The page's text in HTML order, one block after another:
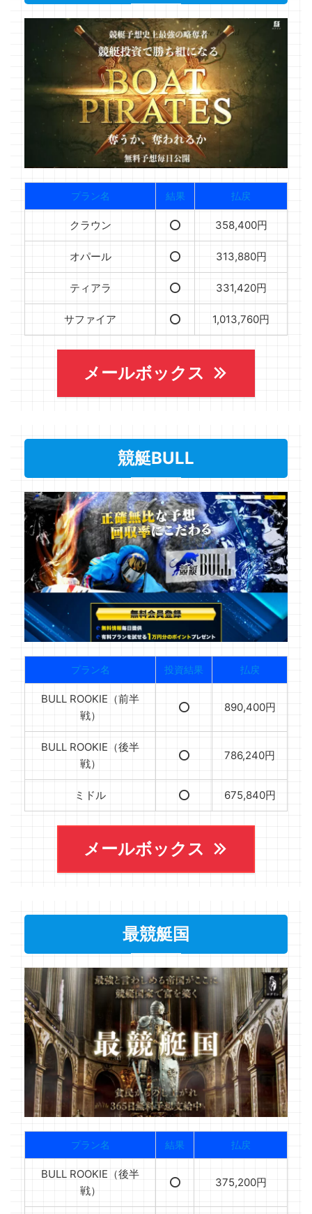
プラン名 結果 払戻
クラウン ⭕️ 358,400円
オパール ⭕️ 313,880円
ティアラ ⭕️ 331,420円
サファイア ⭕️ 1,013,760円
メールボックス
競艇BULL
プラン名 投資結果 払戻
BULL ROOKIE（前半
戦）
⭕️ 890,400円
BULL ROOKIE（後半
戦）
⭕️ 786,240円
ミドル ⭕️ 675,840円
メールボックス
最競艇国
プラン名 結果 払戻
BULL ROOKIE（後半
戦）
⭕️ 375,200円